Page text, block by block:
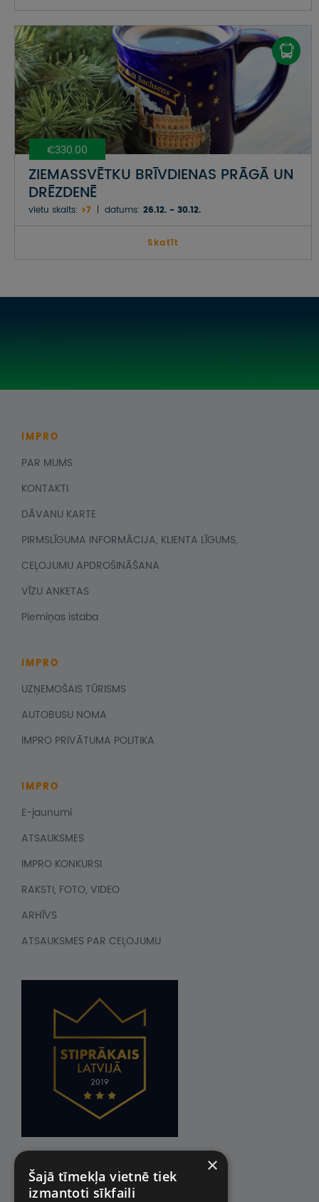
€330.00
ZIEMASSVĒTKU BRĪVDIENAS PRĀGĀ UN
DRĒZDENĒ
vietu skaits: >7 datums: 26.12. - 30.12.
Skatīt
IMPRO
PAR MUMS
KONTAKTI
DĀVANU KARTE
PIRMSLĪGUMA INFORMĀCIJA, KLIENTA LĪGUMS,
CEĻOJUMU APDROŠINĀŠANA
VĪZU ANKETAS
Piemiņas istaba
IMPRO
UZŅEMOŠAIS TŪRISMS
AUTOBUSU NOMA
IMPRO PRIVĀTUMA POLITIKA
IMPRO
E-jaunumi
ATSAUKSMES
IMPRO KONKURSI
RAKSTI, FOTO, VIDEO
ARHĪVS
ATSAUKSMES PAR CEĻOJUMU
×
Šajā tīmekļa vietnē tiek
izmantoti sīkfaili